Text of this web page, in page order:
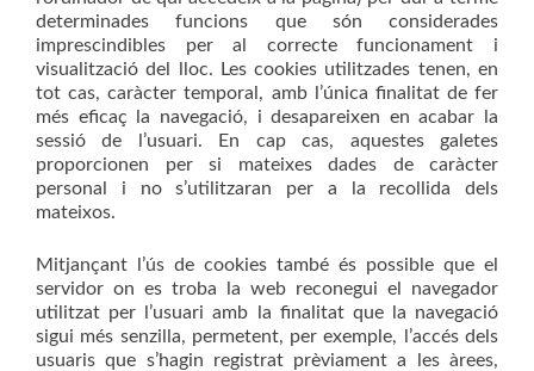
determinades funcions que són considerades
imprescindibles per al correcte funcionament i
visualització del lloc. Les cookies utilitzades tenen, en
tot cas, caràcter temporal, amb l’única finalitat de fer
més eficaç la navegació, i desapareixen en acabar la
sessió de l’usuari. En cap cas, aquestes galetes
proporcionen per si mateixes dades de caràcter
personal i no s’utilitzaran per a la recollida dels
mateixos.
Mitjançant l’ús de cookies també és possible que el
servidor on es troba la web reconegui el navegador
utilitzat per l’usuari amb la finalitat que la navegació
sigui més senzilla, permetent, per exemple, l’accés dels
usuaris que s’hagin registrat prèviament a les àrees,